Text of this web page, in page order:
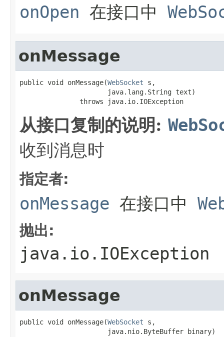
onOpen 在接口中
onMessage
public void onMessage(WebSocket s,
                      java.lang.String text)
               throws java.io.IOException
从接口复制的说明:
收到消息时
指定者:
onMessage 在接口中
抛出:
java.io.IOException
onMessage
public void onMessage(WebSocket s,
                      java.nio.ByteBuffer binary)